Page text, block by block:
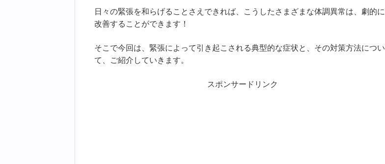
日々の緊張を和らげることさえできれば、こうしたさまざまな体調異常は、劇的に
改善することができます！
そこで今回は、緊張によって引き起こされる典型的な症状と、その対策方法につい
て、ご紹介していきます。
スポンサードリンク